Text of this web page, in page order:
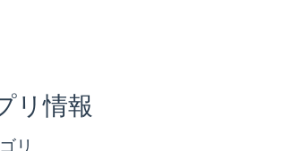
リ情報
リ